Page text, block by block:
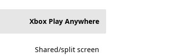
Xbox Play Anywhere
Shared/split screen